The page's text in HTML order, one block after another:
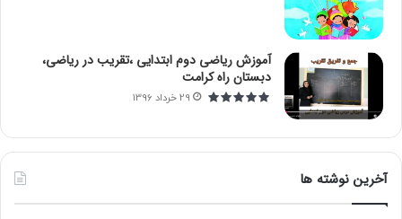
آموزش ریاضی دوم ابتدایی ،تقریب در ریاضی،
دبستان راه کرامت
29 خرداد 1396
آخرین نوشته ها